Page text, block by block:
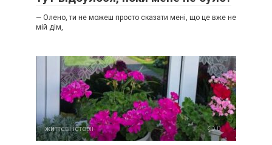
спиною ділять твоє ж майно?
— Олено, ти не можеш просто сказати мені, що це вже не
мій дім,
життєві історії 0